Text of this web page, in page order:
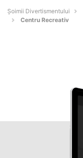
Şoimii Divertismentului
Centru Recreativ